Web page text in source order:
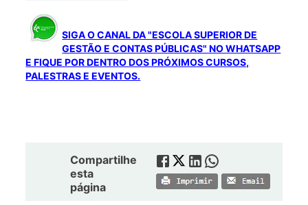
SIGA O CANAL DA "ESCOLA SUPERIOR DE
GESTÃO E CONTAS PÚBLICAS" NO WHATSAPP
E FIQUE POR DENTRO DOS PRÓXIMOS CURSOS,
PALESTRAS E EVENTOS.
Compartilhe
esta
página